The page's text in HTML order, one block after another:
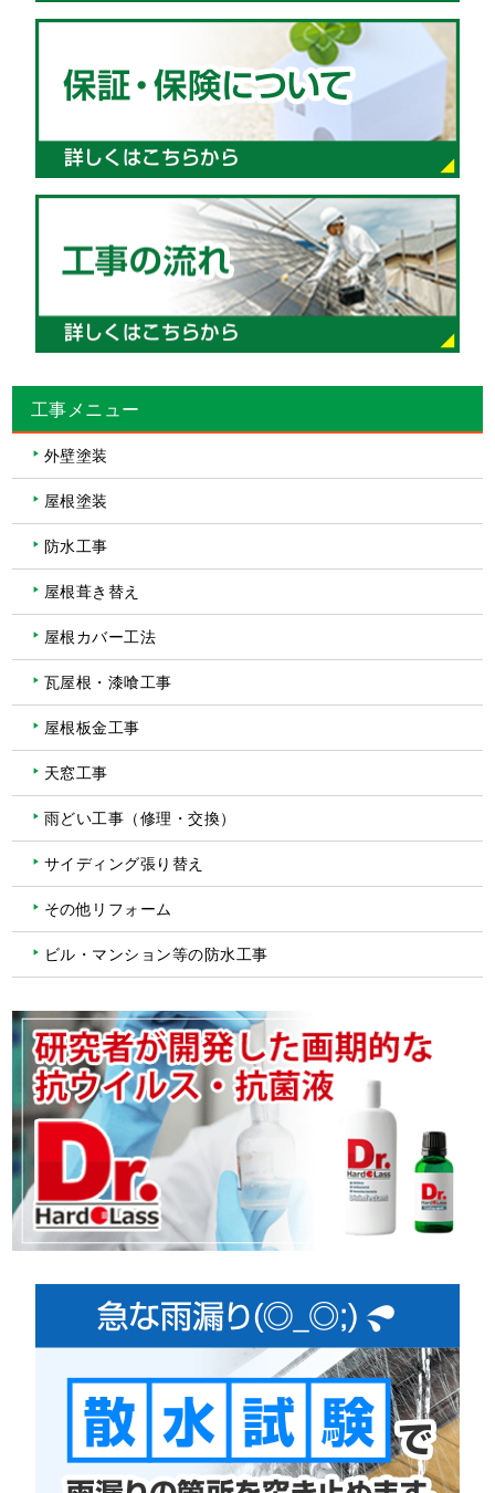
工事メニュー
外壁塗装
屋根塗装
防水工事
屋根葺き替え
屋根カバー工法
瓦屋根・漆喰工事
屋根板金工事
天窓工事
雨どい工事（修理・交換）
サイディング張り替え
その他リフォーム
ビル・マンション等の防水工事